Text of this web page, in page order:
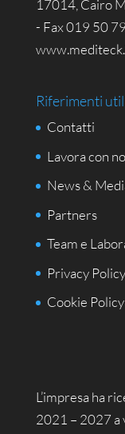
17014, Cairo
- Fax 019 50
Riferimenti
Contatti
Lavora con
News &
Partners
Team e
Privacy Policy
Cookie Policy
L’impresa ha
2021 – 2027 a